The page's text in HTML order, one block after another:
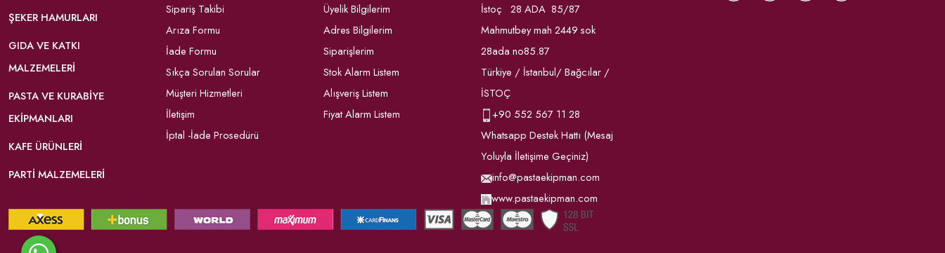
ŞEKER HAMURLARI
GIDA VE KATKI
MALZEMELERI
PASTA VE KURABIYE
EKIPMANLARI
KAFE ÜRÜNLERI
PARTI MALZEMELERI
Sipariş Takibi
Arıza Formu
İade Formu
Sıkça Sorulan Sorular
Müşteri Hizmetleri
İletişim
İptal -İade Prosedürü
Üyelik Bilgilerim
Adres Bilgilerim
Siparişlerim
Stok Alarm Listem
Alışveriş Listem
Fiyat Alarm Listem
İstoç 28 ADA 85/87
Mahmutbey mah 2449 sok
28ada no85.87
Türkiye / İstanbul/ Bağcılar /
İSTOÇ
+90 552 567 11 28
Whatsapp Destek Hattı (Mesaj
Yoluyla İletişime Geçiniz)
info@pastaekipman.com
www.pastaekipman.com